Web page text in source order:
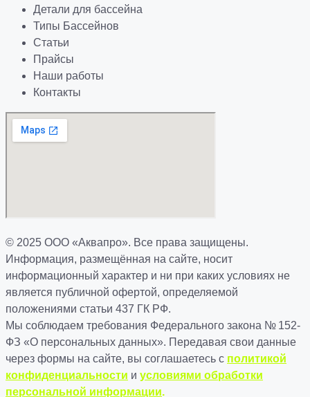
Детали для бассейна
Типы Бассейнов
Статьи
Прайсы
Наши работы
Контакты
© 2025 ООО «Аквапро». Все права защищены.
Информация, размещённая на сайте, носит
информационный характер и ни при каких условиях не
является публичной офертой, определяемой
положениями статьи 437 ГК РФ.
Мы соблюдаем требования Федерального закона № 152-
ФЗ «О персональных данных». Передавая свои данные
через формы на сайте, вы соглашаетесь с политикой
конфиденциальности и условиями обработки
персональной информации.